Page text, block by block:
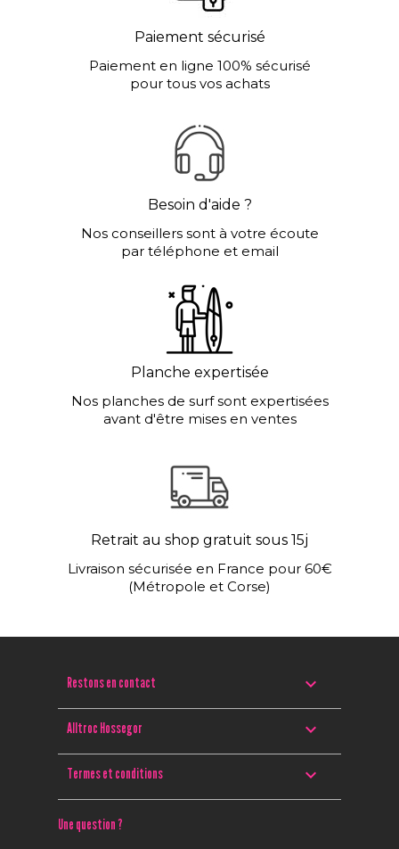
Paiement sécurisé
Paiement en ligne 100% sécurisé
pour tous vos achats
Besoin d'aide ?
Nos conseillers sont à votre écoute
par téléphone et email
Planche expertisée
Nos planches de surf sont expertisées
avant d'être mises en ventes
Retrait au shop gratuit sous 15j
Livraison sécurisée en France pour 60€
(Métropole et Corse)
Restons en contact 
Alltroc Hossegor 
Termes et conditions 
Une question ?